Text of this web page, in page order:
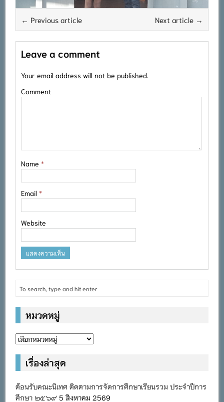
← Previous article Next article →
Leave a comment
Your email address will not be published.
Comment
Name*
Email*
Website
หมวดหมู่
หมวด
เรื่องล่าสุด
ต้อนรับคณะนิเทศ ติดตามการจัดการศึกษาเรียนรวม ประจำปีการ
ศึกษา ๒๕๖๙ 5 สิงหาคม 2569